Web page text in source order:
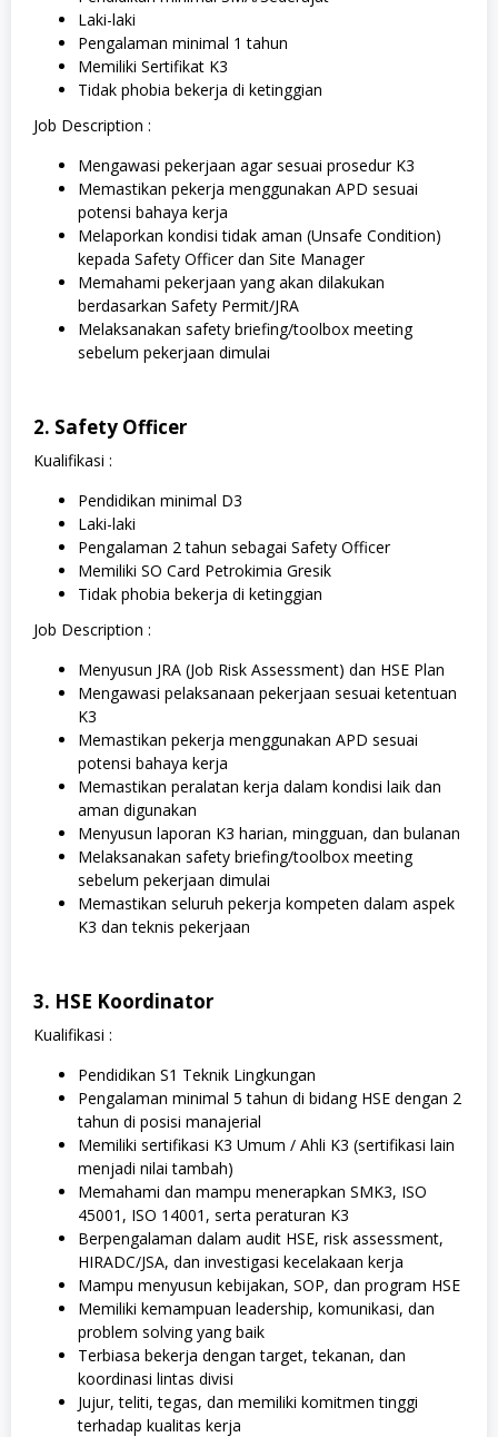
Laki-laki
Pengalaman minimal 1 tahun
Memiliki Sertifikat K3
Tidak phobia bekerja di ketinggian
Job Description :
Mengawasi pekerjaan agar sesuai prosedur K3
Memastikan pekerja menggunakan APD sesuai
potensi bahaya kerja
Melaporkan kondisi tidak aman (Unsafe Condition)
kepada Safety Officer dan Site Manager
Memahami pekerjaan yang akan dilakukan
berdasarkan Safety Permit/JRA
Melaksanakan safety briefing/toolbox meeting
sebelum pekerjaan dimulai
2. Safety Officer
Kualifikasi :
Pendidikan minimal D3
Laki-laki
Pengalaman 2 tahun sebagai Safety Officer
Memiliki SO Card Petrokimia Gresik
Tidak phobia bekerja di ketinggian
Job Description :
Menyusun JRA (Job Risk Assessment) dan HSE Plan
Mengawasi pelaksanaan pekerjaan sesuai ketentuan
K3
Memastikan pekerja menggunakan APD sesuai
potensi bahaya kerja
Memastikan peralatan kerja dalam kondisi laik dan
aman digunakan
Menyusun laporan K3 harian, mingguan, dan bulanan
Melaksanakan safety briefing/toolbox meeting
sebelum pekerjaan dimulai
Memastikan seluruh pekerja kompeten dalam aspek
K3 dan teknis pekerjaan
3. HSE Koordinator
Kualifikasi :
Pendidikan S1 Teknik Lingkungan
Pengalaman minimal 5 tahun di bidang HSE dengan 2
tahun di posisi manajerial
Memiliki sertifikasi K3 Umum / Ahli K3 (sertifikasi lain
menjadi nilai tambah)
Memahami dan mampu menerapkan SMK3, ISO
45001, ISO 14001, serta peraturan K3
Berpengalaman dalam audit HSE, risk assessment,
HIRADC/JSA, dan investigasi kecelakaan kerja
Mampu menyusun kebijakan, SOP, dan program HSE
Memiliki kemampuan leadership, komunikasi, dan
problem solving yang baik
Terbiasa bekerja dengan target, tekanan, dan
koordinasi lintas divisi
Jujur, teliti, tegas, dan memiliki komitmen tinggi
terhadap kualitas kerja